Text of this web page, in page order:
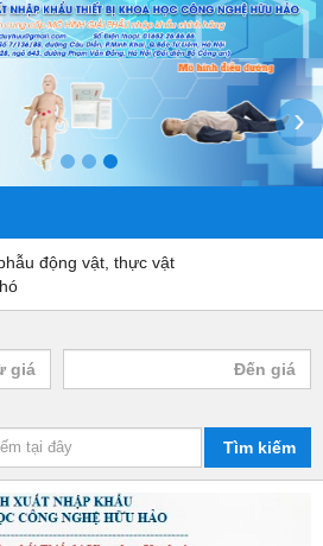
›
động vật, thực vật
Tìm kiếm